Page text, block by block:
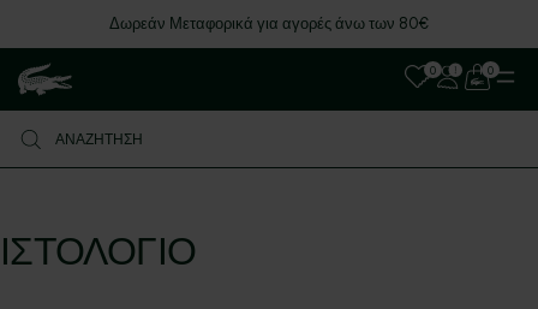
Δωρεάν Μεταφορικά για αγορές άνω των 80€
0 0
ΙΣΤΟΛΌΓΙΟ